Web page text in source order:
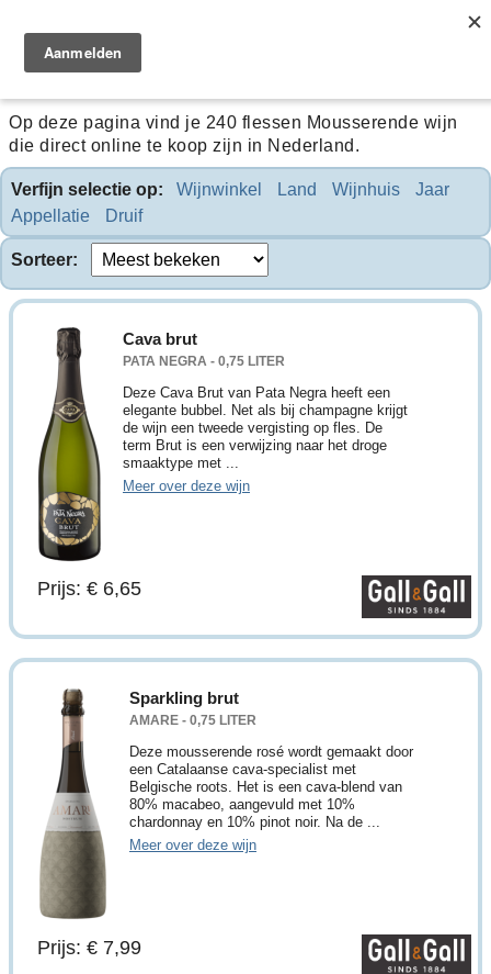
Mousserende wijn
Op deze pagina vind je 240 flessen Mousserende wijn
die direct online te koop zijn in Nederland.
Verfijn selectie op: Wijnwinkel Land Wijnhuis
Jaar
Appellatie
Druif
Sorteer:
Cava brut
PATA NEGRA - 0,75 LITER
Deze Cava Brut van Pata Negra heeft een
elegante bubbel. Net als bij champagne krijgt
de wijn een tweede vergisting op fles. De
term Brut is een verwijzing naar het droge
smaaktype met ...
Meer over deze wijn
Prijs: € 6,65
Sparkling brut
AMARE - 0,75 LITER
Deze mousserende rosé wordt gemaakt door
een Catalaanse cava-specialist met
Belgische roots. Het is een cava-blend van
80% macabeo, aangevuld met 10%
chardonnay en 10% pinot noir. Na de ...
Meer over deze wijn
Prijs: € 7,99